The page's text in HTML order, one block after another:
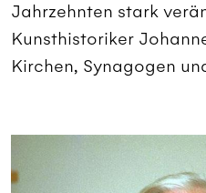
Jahrzehnten stark
Kunsthistoriker
Kirchen, Synagogen